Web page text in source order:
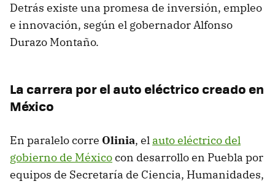
Detrás existe una promesa de inversión, empleo
e innovación, según el gobernador Alfonso
Durazo Montaño.
La carrera por el auto eléctrico creado en
México
En paralelo corre Olinia, el auto eléctrico del
gobierno de Méxicocon desarrollo en Puebla por
equipos de Secretaría de Ciencia, Humanidades,